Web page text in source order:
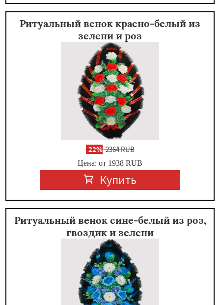
Ритуальный венок красно-белый из
зелени и роз
-22%2364 RUB
Цена: от 1938 RUB
Купить
Ритуальный венок сине-белый из роз,
гвоздик и зелени